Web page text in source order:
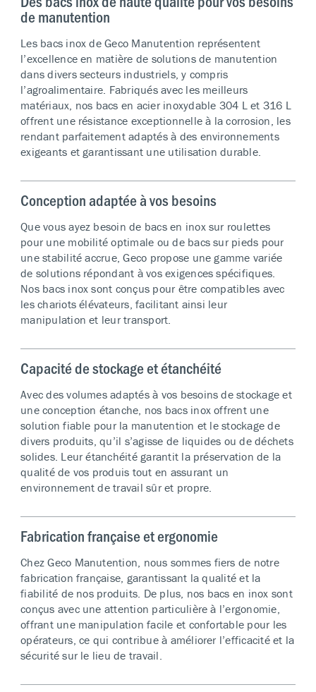
de manutention
Les bacs inox de Geco Manutention représentent
l’excellence en matière de solutions de manutention
dans divers secteurs industriels, y compris
l’agroalimentaire. Fabriqués avec les meilleurs
matériaux, nos bacs en acier inoxydable 304 L et 316 L
offrent une résistance exceptionnelle à la corrosion, les
rendant parfaitement adaptés à des environnements
exigeants et garantissant une utilisation durable.
Conception adaptée à vos besoins
Que vous ayez besoin de bacs en inox sur roulettes
pour une mobilité optimale ou de bacs sur pieds pour
une stabilité accrue, Geco propose une gamme variée
de solutions répondant à vos exigences spécifiques.
Nos bacs inox sont conçus pour être compatibles avec
les chariots élévateurs, facilitant ainsi leur
manipulation et leur transport.
Capacité de stockage et étanchéité
Avec des volumes adaptés à vos besoins de stockage et
une conception étanche, nos bacs inox offrent une
solution fiable pour la manutention et le stockage de
divers produits, qu’il s’agisse de liquides ou de déchets
solides. Leur étanchéité garantit la préservation de la
qualité de vos produis tout en assurant un
environnement de travail sûr et propre.
Fabrication française et ergonomie
Chez Geco Manutention, nous sommes fiers de notre
fabrication française, garantissant la qualité et la
fiabilité de nos produits. De plus, nos bacs en inox sont
conçus avec une attention particulière à l’ergonomie,
offrant une manipulation facile et confortable pour les
opérateurs, ce qui contribue à améliorer l’efficacité et la
sécurité sur le lieu de travail.